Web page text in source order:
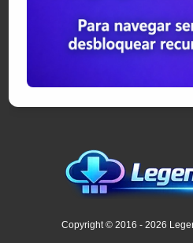
Copyright © 2016 - 2026